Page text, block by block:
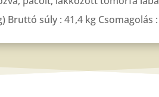
Bruttó súly : 41,4 kg Csomagolás